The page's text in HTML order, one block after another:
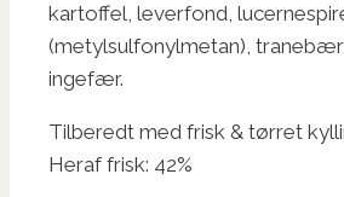
kartoffel, leverfond,
(metylsulfonylmetan),
ingefær.
Tilberedt med frisk & tørret
Heraf frisk: 42%